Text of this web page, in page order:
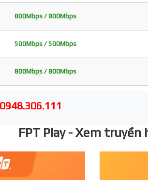
800Mbps / 800Mbps
500Mbps / 500Mbps
800Mbps / 800Mbps
0948.306.111
FPT Play - Xem